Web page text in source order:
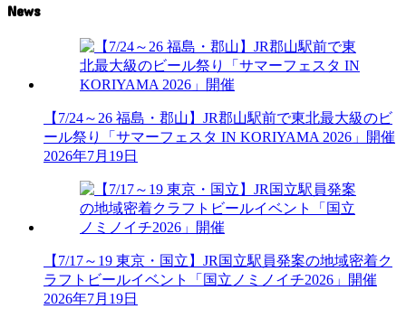
News
【7/24～26 福島・郡山】JR郡山駅前で東北最大級のビ
ール祭り「サマーフェスタ IN KORIYAMA 2026」開催
2026年7月19日
【7/17～19 東京・国立】JR国立駅員発案の地域密着ク
ラフトビールイベント「国立ノミノイチ2026」開催
2026年7月19日